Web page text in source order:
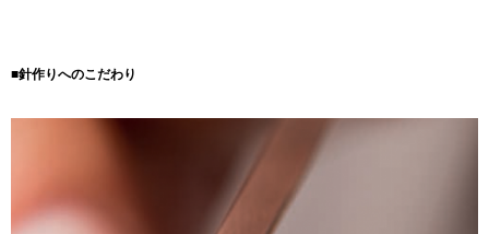
■針作りへのこだわり